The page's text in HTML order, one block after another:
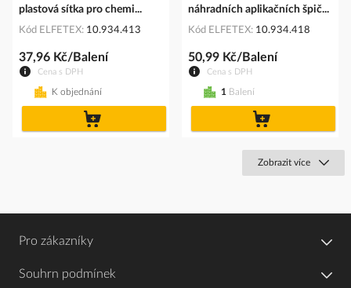
plastová sítka pro chemi...
Kód ELFETEX 10.934.413
Cena s DPH
37,96 Kč/Balení
K objednání
náhradních aplikačních špič...
Kód ELFETEX 10.934.418
Cena s DPH
50,99 Kč/Balení
1 Balení
Zobrazit více
Pro zákazníky
Souhrn podmínek